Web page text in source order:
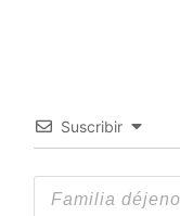
Suscribir